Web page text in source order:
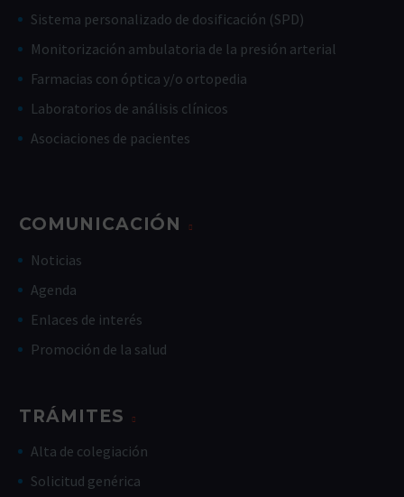
Sistema personalizado de dosificación (SPD)
Monitorización ambulatoria de la presión arterial
Farmacias con óptica y/o ortopedia
Laboratorios de análisis clínicos
Asociaciones de pacientes
COMUNICACIÓN
Noticias
Agenda
Enlaces de interés
Promoción de la salud
TRÁMITES
Alta de colegiación
Solicitud genérica